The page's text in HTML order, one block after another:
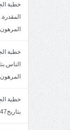
المرهون
المرهون
بتاريخ6/2/1447.سماحة الشيخ مصطفى المرهون